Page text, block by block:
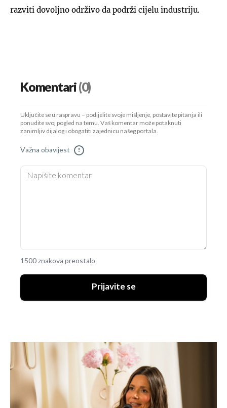
razviti dovoljno održivo da podrži cijelu industriju.
Komentari(0)
Uključite se u raspravu – podijelite svoje mišljenje, postavite pitanja ili
ponudite svoj pogled na temu. Vaš komentar može potaknuti
zanimljiv dijalog i obogatiti zajednicu našeg portala.
Važna obavijest !
1500 znakova preostalo
Prijavite se